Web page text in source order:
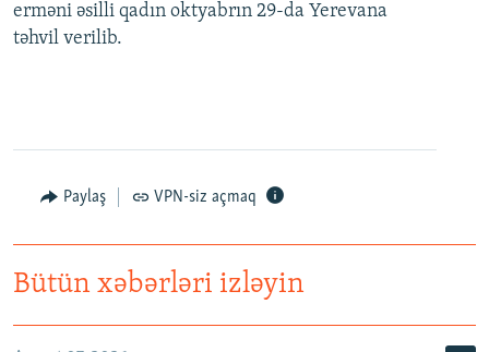
erməni əsilli qadın oktyabrın 29-da Yerevana
təhvil verilib.
Paylaş VPN-siz açmaq
Bütün xəbərləri izləyin